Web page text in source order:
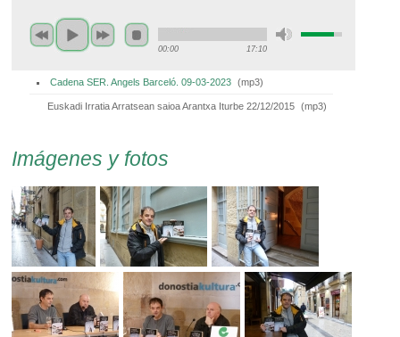
00:00 17:10
Cadena SER. Angels Barceló. 09-03-2023 (mp3)
Euskadi Irratia Arratsean saioa Arantxa Iturbe 22/12/2015 (mp3)
Imágenes y fotos